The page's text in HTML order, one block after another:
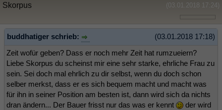
(03.01.2018 17:24)
Skorpus
(03.01.2018 17:18)
buddhatiger schrieb:
Zeit wofür geben? Dass er noch mehr Zeit hat rumzueiern?
Liebe Skorpus du scheinst mir eine sehr starke, ehrliche Frau zu
sein. Sei doch mal ehrlich zu dir selbst, wenn du doch schon
selber merkst, dass er es sich bequem macht und macht was
für ihn in seiner Position am besten ist, dann wird sich da nichts
dran ändern... Der Bauer frisst nur das was er kennt
der wird